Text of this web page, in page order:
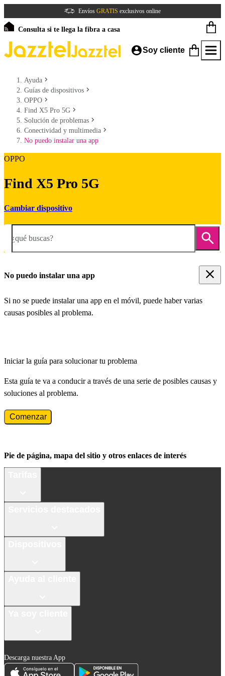
Envíos GRATIS exclusivos online
Consulta si te llega la fibra a casa
Soy cliente
Ayuda
Guías de dispositivos
OPPO
Find X5 Pro 5G
Solución de problemas
Conectividad y multimedia
No puedo instalar una app
OPPO
Find X5 Pro 5G
Cambiar dispositivo
¿qué buscas?
No puedo instalar una app
Si no se puede instalar una app en el móvil, puede haber varias
causas posibles al problema.
Iniciar la guía para solucionar tu problema
Esta guía te va a conducir a través de una serie de posibles causas y
soluciones al problema.
Comenzar
Pie de página, mapa del sitio y otros enlaces de interés
Descarga nuestra App